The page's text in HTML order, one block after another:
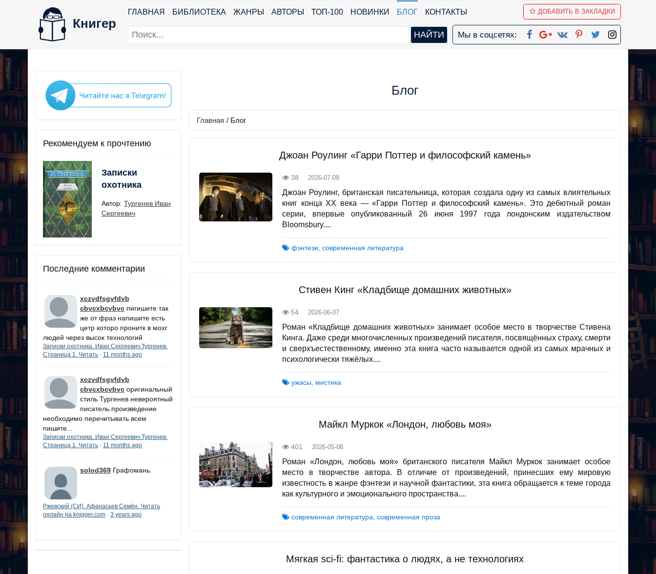
Книгер
ГЛАВНАЯ БИБЛИОТЕКА ЖАНРЫ АВТОРЫ ТОП-100 НОВИНКИ БЛОГ КОНТАКТЫ ДОБАВИТЬ В ЗАКЛАДКИ
Мы в соцсетях:
Рекомендуем к прочтению
Записки
охотника
Автор: Тургенев Иван
Сергеевич
Последние комментарии
xczvdfsgvfdvb
cbvcxbcvbvc пигишите так
же от фраз напишите есть
цетр которо пронитк в мохг
людей через высок технологий
Записки охотника. Иван Сергеевич Тургенев.
Страница 1. Читать · 11 months ago
xczvdfsgvfdvb
cbvcxbcvbvc оригинальный
стиль Тургенев невероятный
писатель.произведение
необходимо перечитывать всем
пишите...
Записки охотника. Иван Сергеевич Тургенев.
Страница 1. Читать · 11 months ago
solod369 Графомань.
Ржевский (СИ). Афанасьев Семён. Читать
онлайн на knigger.com · 3 years ago
Блог
Главная / Блог
Джоан Роулинг «Гарри Поттер и философский камень»
38 2026-07-08
Джоан Роулинг, британская писательница, которая создала одну из самых влиятельных
книг конца XX века — «Гарри Поттер и философский камень». Это дебютный роман
серии, впервые опубликованный 26 июня 1997 года лондонским издательством
Bloomsbury....
фэнтези, современная литература
Стивен Кинг «Кладбище домашних животных»
54 2026-06-07
Роман «Кладбище домашних животных» занимает особое место в творчестве Стивена
Кинга. Даже среди многочисленных произведений писателя, посвящённых страху, смерти
и сверхъестественному, именно эта книга часто называется одной из самых мрачных и
психологически тяжёлых....
ужасы, мистика
Майкл Муркок «Лондон, любовь моя»
401 2026-05-08
Роман «Лондон, любовь моя» британского писателя Майкл Муркок занимает особое
место в творчестве автора. В отличие от произведений, принесших ему мировую
известность в жанре фэнтези и научной фантастики, эта книга обращается к теме города
как культурного и эмоционального пространства....
современная литература, современная проза
Мягкая sci-fi: фантастика о людях, а не технологиях